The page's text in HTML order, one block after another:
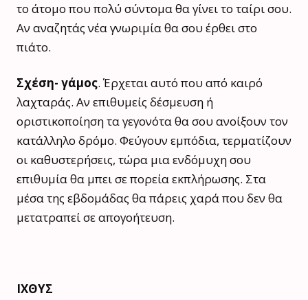
το άτομο που πολύ σύντομα θα γίνει το ταίρι σου.
Αν αναζητάς νέα γνωριμία θα σου έρθει στο
πιάτο.
Σχέση- γάμος. Έρχεται αυτό που από καιρό
λαχταράς. Αν επιθυμείς δέσμευση ή
οριστικοποίηση τα γεγονότα θα σου ανοίξουν τον
κατάλληλο δρόμο. Φεύγουν εμπόδια, τερματίζουν
οι καθυστερήσεις, τώρα μια ενδόμυχη σου
επιθυμία θα μπει σε πορεία εκπλήρωσης. Στα
μέσα της εβδομάδας θα πάρεις χαρά που δεν θα
μετατραπεί σε απογοήτευση.
ΙΧΘΥΣ